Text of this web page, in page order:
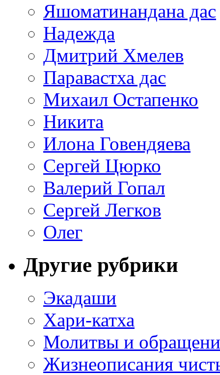
Яшоматинандана дас
Надежда
Дмитрий Хмелев
Паравастха дас
Михаил Остапенко
Никита
Илона Говендяева
Сергей Цюрко
Валерий Гопал
Сергей Легков
Олег
Другие рубрики
Экадаши
Хари-катха
Молитвы и
Жизнеописания